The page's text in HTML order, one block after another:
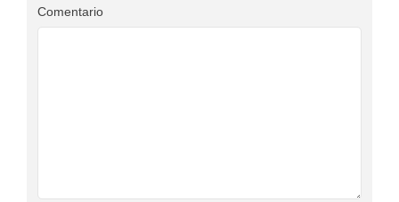
Comentario